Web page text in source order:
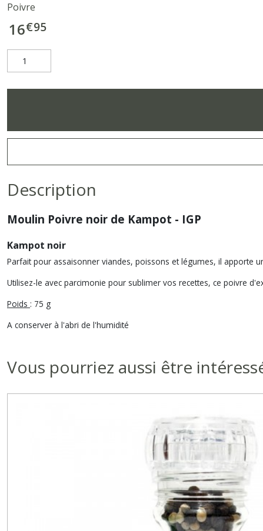
Poivre
16€95
Description
Moulin Poivre noir de Kampot - IGP
Kampot noir
Parfait pour assaisonner viandes, poissons et légumes, il apporte
Utilisez-le avec parcimonie pour sublimer vos recettes, ce poivre
Poids : 75 g
A conserver à l'abri de l'humidité
Vous pourriez aussi être